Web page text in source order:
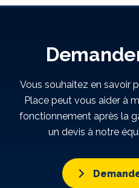
Vous souhaitez en savoir
Place peut vous aider à
fonctionnement après la
un devis à notre